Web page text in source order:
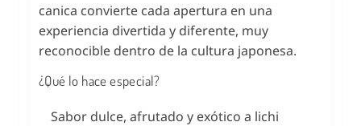
canica convierte cada apertura en una
experiencia divertida y diferente, muy
reconocible dentro de la cultura japonesa.
¿Qué lo hace especial?
Sabor dulce, afrutado y exótico a lichi